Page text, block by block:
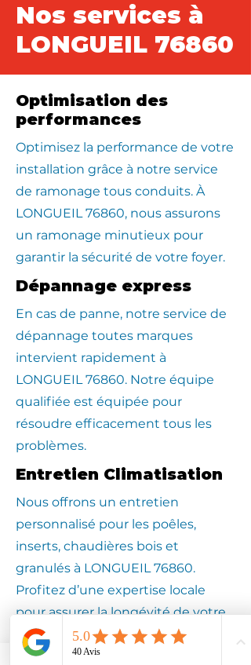
Nos services à
LONGUEIL 76860
Optimisation des
performances
Optimisez la performance de votre
installation grâce à notre service
de ramonage tous conduits. À
LONGUEIL 76860, nous assurons
un ramonage minutieux pour
garantir la sécurité de votre foyer.
Dépannage express
En cas de panne, notre service de
dépannage toutes marques
intervient rapidement à
LONGUEIL 76860. Notre équipe
qualifiée est équipée pour
résoudre efficacement tous les
problèmes.
Entretien Climatisation
Nous offrons un entretien
personnalisé pour les poêles,
inserts, chaudières bois et
granulés à LONGUEIL 76860.
Profitez d’une expertise locale
pour assurer la longévité de votre
équipement.